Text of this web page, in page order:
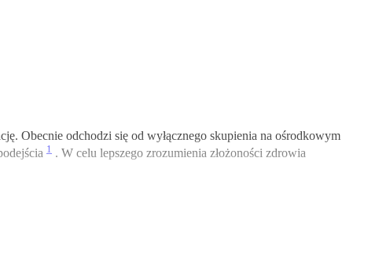
Obecnie odchodzi się od wyłącznego skupienia na ośrodkowym
1 . W celu lepszego zrozumienia złożoności zdrowia